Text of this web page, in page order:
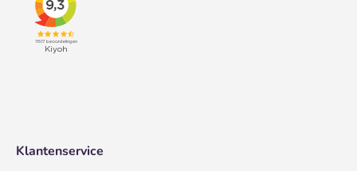
Klantenservice